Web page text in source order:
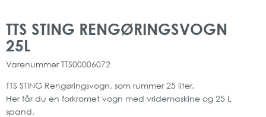
TTS STING RENGØRINGSVOGN
25L
Varenummer TTS00006072
TTS STING Rengøringsvogn, som rummer 25 liter.
Her får du en forkromet vogn med vridemaskine og 25 L
spand.
slutningen
af
starten
af